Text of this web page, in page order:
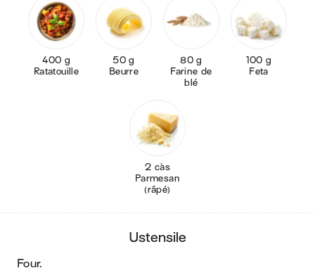
400 g
Ratatouille
50 g
Beurre
80 g
Farine de
blé
100 g
Feta
2 càs
Parmesan
(râpé)
ustensile
four.